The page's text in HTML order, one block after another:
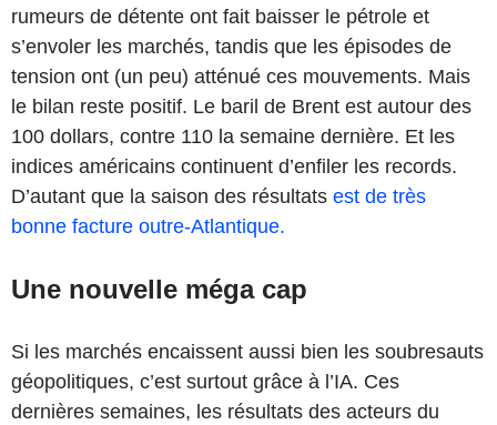
rumeurs de détente ont fait baisser le pétrole et
s’envoler les marchés, tandis que les épisodes de
tension ont (un peu) atténué ces mouvements. Mais
le bilan reste positif. Le baril de Brent est autour des
100 dollars, contre 110 la semaine dernière. Et les
indices américains continuent d’enfiler les records.
D’autant que la saison des résultats est de très
bonne facture outre-Atlantique.
Une nouvelle méga cap
Si les marchés encaissent aussi bien les soubresauts
géopolitiques, c’est surtout grâce à l’IA. Ces
dernières semaines, les résultats des acteurs du